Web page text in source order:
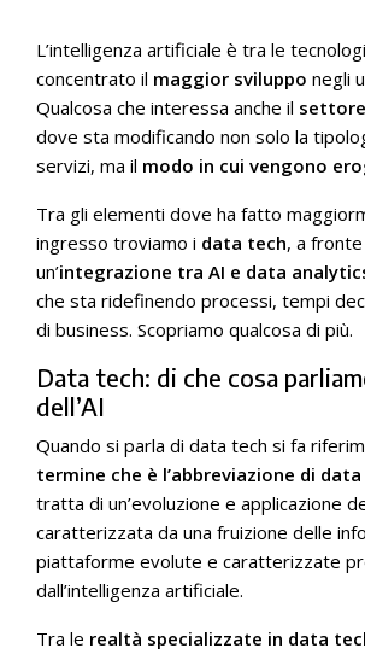
L’intelligenza artificiale è tra le
concentrato il maggior sviluppo negli
Qualcosa che interessa anche il
dove sta modificando non solo la
servizi, ma il modo in cui vengono
Tra gli elementi dove ha fatto
ingresso troviamo i data tech, a
un’integrazione tra AI e data
che sta ridefinendo processi, tempi
di business. Scopriamo qualcosa di più.
Data tech: di che cosa
dell’AI
Quando si parla di data tech si fa
termine che è l’abbreviazione di
tratta di un’evoluzione e applicazione
caratterizzata da una fruizione delle
piattaforme evolute e caratterizzate
dall’intelligenza artificiale.
Tra le realtà specializzate in data